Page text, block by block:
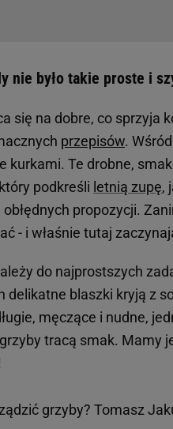
nie było takie proste i
się na dobre, co sprzyja
przepisów.
kurkami. Te drobne,
podkreśli letnią zupę,
propozycji.
- i właśnie tutaj
do najprostszych
delikatne blaszki kryją z
męczące i nudne,
tracą smak. Mamy
grzyby? Tomasz